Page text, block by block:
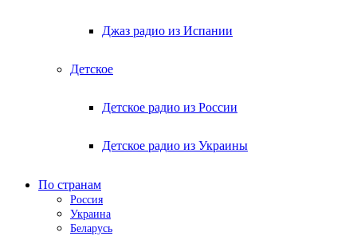
Джаз радио из Испании
Детское
Детское радио из России
Детское радио из Украины
По странам
Россия
Украина
Беларусь